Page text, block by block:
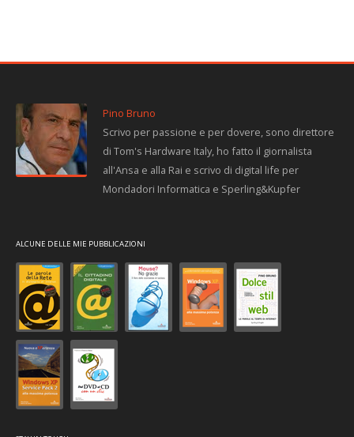
Pino Bruno
Scrivo per passione e per dovere, sono direttore
di Tom's Hardware Italy, ho fatto il giornalista
all'Ansa e alla Rai e scrivo di digital life per
Mondadori Informatica e Sperling&Kupfer
ALCUNE DELLE MIE PUBBLICAZIONI